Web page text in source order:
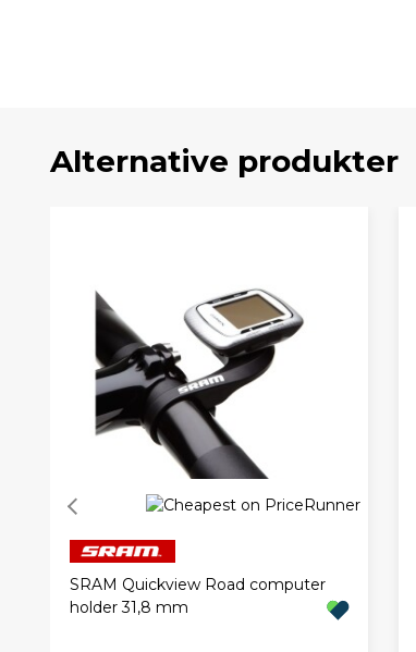
Alternative produkter
SRAM Quickview Road computer
holder 31,8 mm